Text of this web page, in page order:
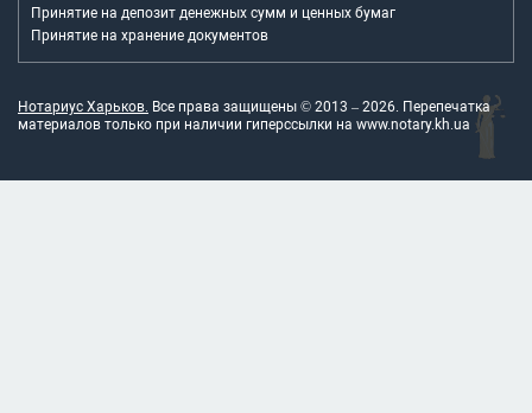
Принятие на депозит денежных сумм и ценных бумаг
Принятие на хранение документов
Нотариус Харьков. Все права защищены © 2013 – 2026. Перепечатка
материалов только при наличии гиперссылки на www.notary.kh.ua